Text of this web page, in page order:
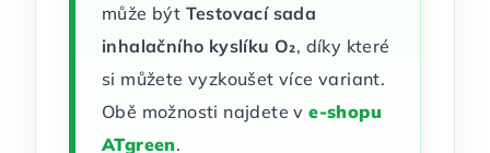
může být Testovací sada
inhalačního kyslíku O₂, díky které
si můžete vyzkoušet více variant.
Obě možnosti najdete ve-shopu
ATgreen.